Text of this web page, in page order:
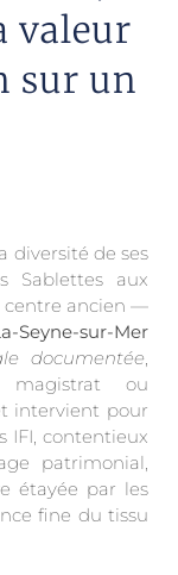
valeur
sur un
diversité de ses
aux
centre ancien —
sur-Mer
documentée,
ou
intervient pour
IFI, contentieux
patrimonial,
étayée par les
fine du tissu